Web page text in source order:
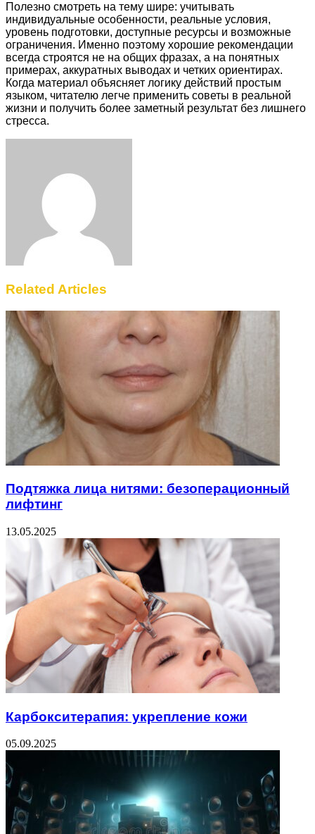
Полезно смотреть на тему шире: учитывать
индивидуальные особенности, реальные условия,
уровень подготовки, доступные ресурсы и возможные
ограничения. Именно поэтому хорошие рекомендации
всегда строятся не на общих фразах, а на понятных
примерах, аккуратных выводах и четких ориентирах.
Когда материал объясняет логику действий простым
языком, читателю легче применить советы в реальной
жизни и получить более заметный результат без лишнего
стресса.
Related Articles
Подтяжка лица нитями: безоперационный
лифтинг
13.05.2025
Карбокситерапия: укрепление кожи
05.09.2025